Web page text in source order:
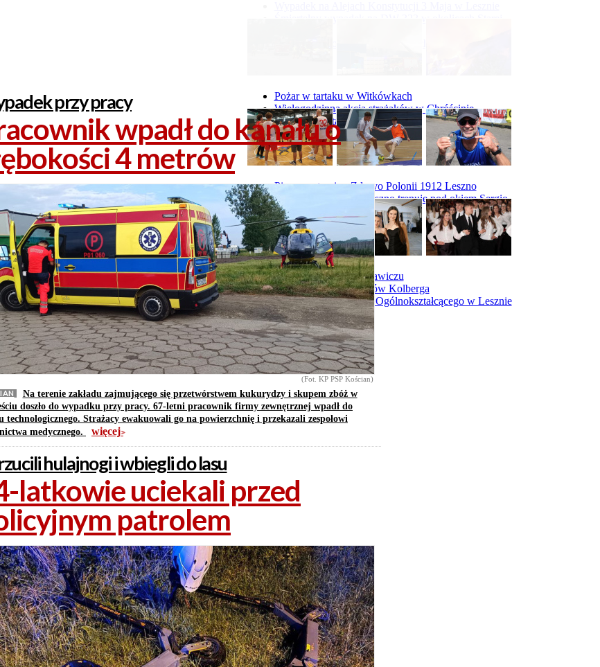
Pożar w tartaku w Witkówkach
Wielogodzinna akcja strażaków w Chróścinie
Pożar hali tartaku w Racocie
Pierwszy trening Zdrovo Polonii 1912 Leszno
GI Malepszy Futsal Leszno trenuje pod okiem Sergio
Nevesa
Poniecka 10-tka
Studniówka I LO w Rawiczu
Studniówka maturzystów Kolberga
Studniówka II Liceum Ogólnokształcącego w Lesznie
przy pracy
wpadł do kanału o
4 metrów
(Fot. KP PSP Kościan)
Na terenie zakładu zajmującego się przetwórstwem kukurydzy i skupem zbóż w
doszło do wypadku przy pracy. 67-letni pracownik firmy zewnętrznej wpadł do
technologicznego. Strażacy ewakuowali go na powierzchnię i przekazali zespołowi
medycznego.
więcej>>
hulajnogi i wbiegli do lasu
latkowie uciekali przed
patrolem